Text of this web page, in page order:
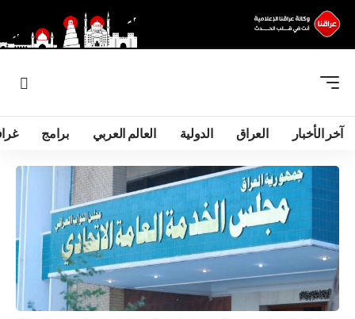
آخر الأخبار العراق الدولية العالم العربي برامج